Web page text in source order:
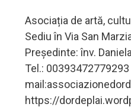
Asociația de artă,
Sediu în Via San
Președinte: înv.
Tel.: 00393472779293
mail:
https://